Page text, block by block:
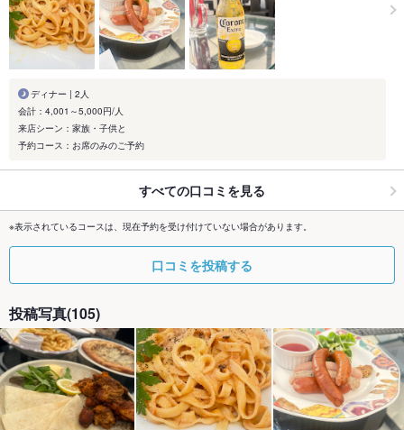
ディナー | 2人
会計：4,001～5,000円/人
来店シーン：家族・子供と
予約コース：お席のみのご予約
すべての口コミを見る
※表示されているコースは、現在予約を受け付けていない場合があります。
口コミを投稿する
投稿写真(105)